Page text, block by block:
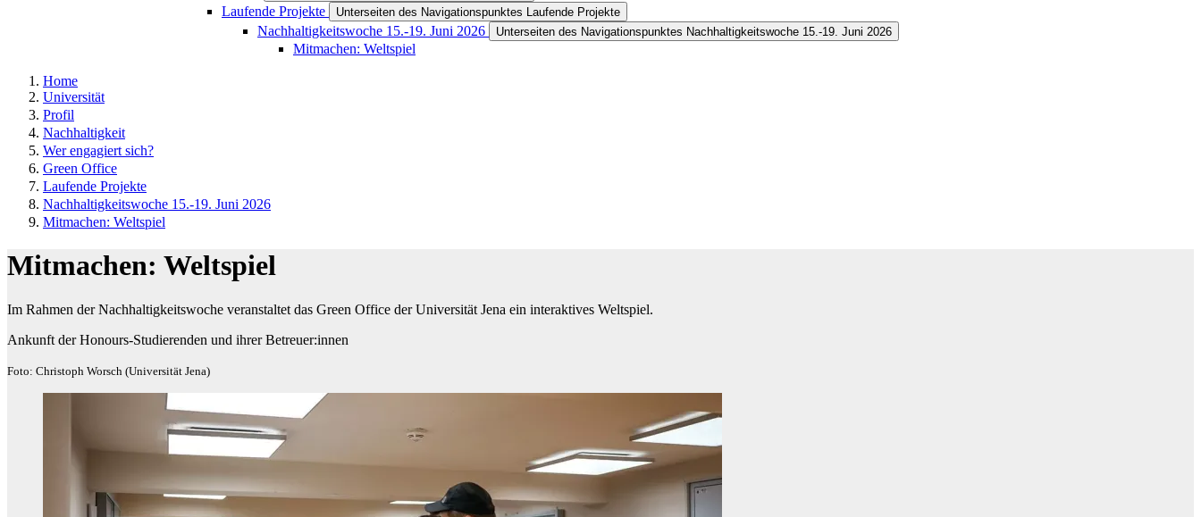
Laufende Projekte Unterseiten des Navigationspunktes Laufende Projekte
Nachhaltigkeitswoche 15.-19. Juni 2026 Unterseiten des Navigationspunktes Nachhaltigkeitswoche 15.-19. Juni 2026
Mitmachen: Weltspiel
Home
Universität
Profil
Nachhaltigkeit
Wer engagiert sich?
Green Office
Laufende Projekte
Nachhaltigkeitswoche 15.-19. Juni 2026
Mitmachen: Weltspiel
Mitmachen: Weltspiel
Im Rahmen der Nachhaltigkeitswoche veranstaltet das Green Office der Universität Jena ein interaktives Weltspiel.
Ankunft der Honours-Studierenden und ihrer Betreuer:innen
Foto: Christoph Worsch (Universität Jena)